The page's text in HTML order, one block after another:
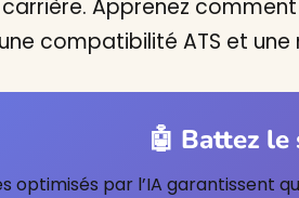
Apprenez
compatibilité ATS et
🤖 Battez le
optimisés par l’IA garantissent